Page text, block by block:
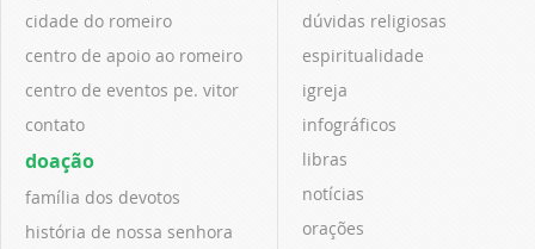
cidade do romeiro
centro de apoio ao romeiro
centro de eventos pe. vitor
contato
doação
família dos devotos
história de nossa senhora
dúvidas religiosas
espiritualidade
igreja
infográficos
libras
notícias
orações